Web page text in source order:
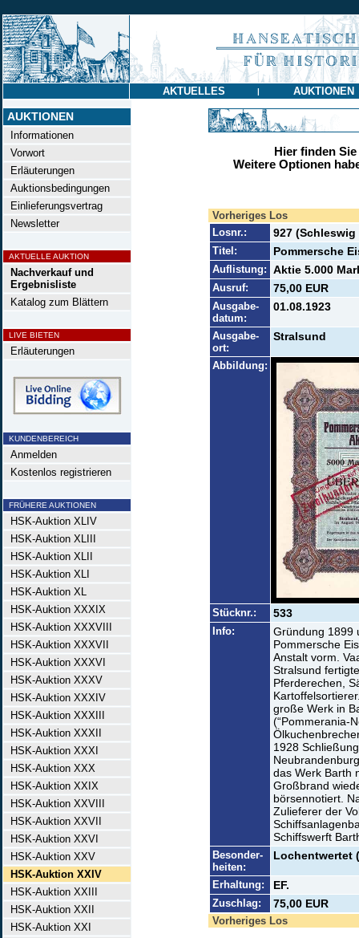
AKTUELLES | AUKTIONEN
AUKTIONEN
Informationen
Vorwort
Erläuterungen
Auktionsbedingungen
Einlieferungsvertrag
Newsletter
AKTUELLE AUKTION
Nachverkauf und
Ergebnisliste
Katalog zum Blättern
LIVE BIETEN
Erläuterungen
KUNDENBEREICH
Anmelden
Kostenlos registrieren
FRÜHERE AUKTIONEN
HSK-Auktion XLIV
HSK-Auktion XLIII
HSK-Auktion XLII
HSK-Auktion XLI
HSK-Auktion XL
HSK-Auktion XXXIX
HSK-Auktion XXXVIII
HSK-Auktion XXXVII
HSK-Auktion XXXVI
HSK-Auktion XXXV
HSK-Auktion XXXIV
HSK-Auktion XXXIII
HSK-Auktion XXXII
HSK-Auktion XXXI
HSK-Auktion XXX
HSK-Auktion XXIX
HSK-Auktion XXVIII
HSK-Auktion XXVII
HSK-Auktion XXVI
HSK-Auktion XXV
HSK-Auktion XXIV
HSK-Auktion XXIII
HSK-Auktion XXII
HSK-Auktion XXI
Hier finden
Weitere Optionen
Vorheriges Los
Losnr.:
927
Titel: Pommersche
Auflistung: Aktie 5.000
Ausruf: 75,00 EUR
Ausgabe-
datum:
01.08.1923
Ausgabe-
ort:
Stralsund
Abbildung:
Stücknr.: 533
Info:
Gründung 1899
Pommersche
Anstalt vorm.
Stralsund
Pferderechen,
große Werk in
(“Pommerania-
1928
das Werk Barth
Großbrand
börsennotiert.
Zulieferer der
Schiffswerft
Besonder-
heiten:
Lochentwertet
Erhaltung: EF.
Zuschlag: 75,00 EUR
Vorheriges Los